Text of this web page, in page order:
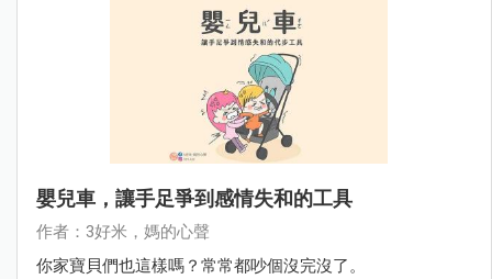
嬰兒車，讓手足爭到感情失和的工具
作者：3好米，媽的心聲
你家寶貝們也這樣嗎？常常都吵個沒完沒了。